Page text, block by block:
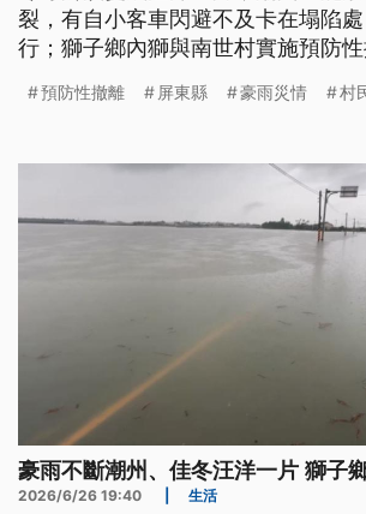
裂，有自小客車閃避不及卡在塌陷
行；獅子鄉內獅與南世村實施預防
預防性撤離 屏東縣 豪雨災情 村
豪雨不斷潮州、佳冬汪洋一片 獅子
2026/6/26 19:40 生活